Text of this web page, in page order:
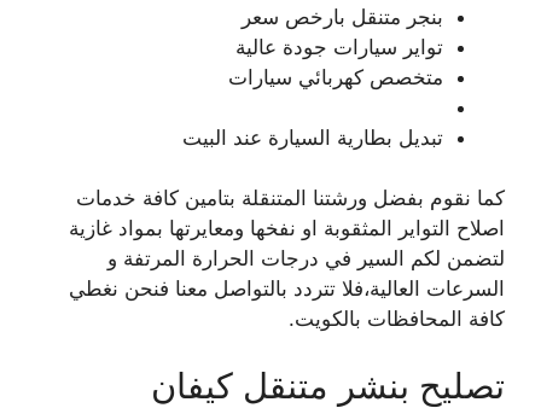
بنجر متنقل بارخص سعر
تواير سيارات جودة عالية
متخصص كهربائي سيارات
تبديل بطارية السيارة عند البيت
كما نقوم بفضل ورشتنا المتنقلة بتامين كافة خدمات
اصلاح التواير المثقوبة او نفخها ومعايرتها بمواد غازية
لتضمن لكم السير في درجات الحرارة المرتفة و
السرعات العالية،فلا تتردد بالتواصل معنا فنحن نغطي
كافة المحافظات بالكويت.
تصليح بنشر متنقل كيفان